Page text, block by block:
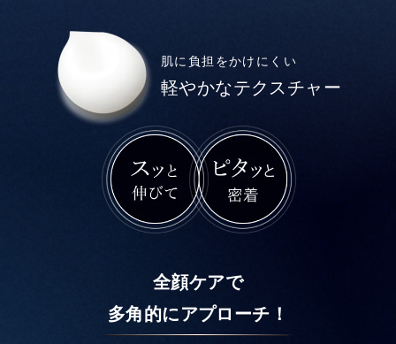
肌に負担をかけにくい
軽やかなテクスチャー
全顔ケアで
多角的にアプローチ！